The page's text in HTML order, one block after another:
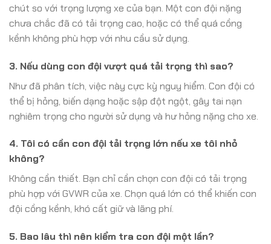
chút so với trọng lượng xe của bạn. Một con đội nặng
chưa chắc đã có tải trọng cao, hoặc có thể quá cồng
kềnh không phù hợp với nhu cầu sử dụng.
3. Nếu dùng con đội vượt quá tải trọng thì sao?
Như đã phân tích, việc này cực kỳ nguy hiểm. Con đội có
thể bị hỏng, biến dạng hoặc sập đột ngột, gây tai nạn
nghiêm trọng cho người sử dụng và hư hỏng nặng cho xe.
4. Tôi có cần con đội tải trọng lớn nếu xe tôi nhỏ
không?
Không cần thiết. Bạn chỉ cần chọn con đội có tải trọng
phù hợp với GVWR của xe. Chọn quá lớn có thể khiến con
đội cồng kềnh, khó cất giữ và lãng phí.
5. Bao lâu thì nên kiểm tra con đội một lần?